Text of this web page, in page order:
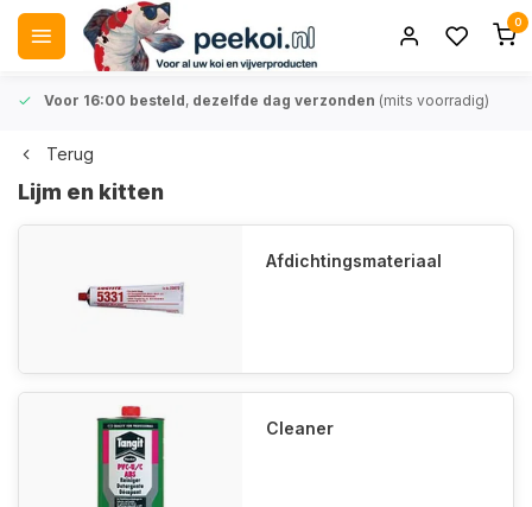
0
Voor 16:00 besteld, dezelfde dag verzonden (mits voorradig)
Terug
Lijm en kitten
Afdichtingsmateriaal
Cleaner